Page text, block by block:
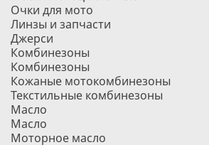
Очки для мото
Линзы и запчасти
Джерси
Комбинезоны
Комбинезоны
Кожаные мотокомбинезоны
Текстильные комбинезоны
Масло
Масло
Моторное масло